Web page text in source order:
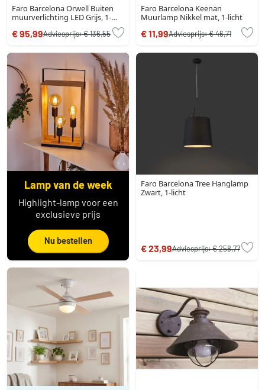
Faro Barcelona Orwell Buiten
muurverlichting LED Grijs, 1-
€ 95,99Adviesprijs:€ 136,55
Faro Barcelona Keenan
Muurlamp Nikkel mat, 1-licht
€ 11,99Adviesprijs:€ 46,71
Lamp van de week
Highlight-lamp voor een
exclusieve prijs
Nu bestellen
Faro Barcelona Tree Hanglamp
Zwart, 1-licht
€ 23,99Adviesprijs:€ 258,77